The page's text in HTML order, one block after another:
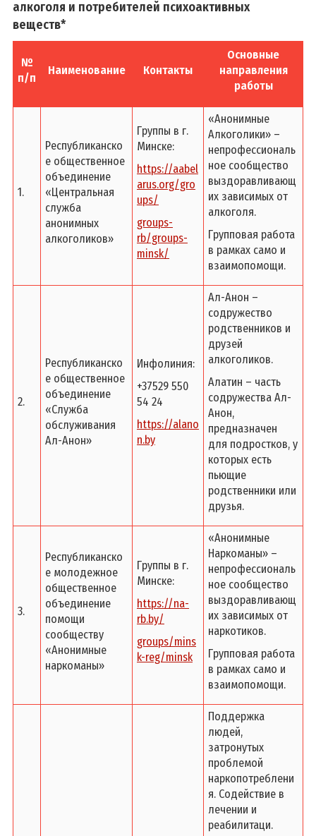
алкоголя и потребителей психоактивных
веществ*
№
п/п
Наименование Контакты
Основные
направления
работы
1.
Республиканско
е общественное
объединение
«Центральная
служба
анонимных
алкоголиков»
Группы в г.
Минске:
https://aabel
arus.org/gro
ups/
groups-
rb/groups-
minsk/
«Анонимные
Алкоголики» –
непрофессиональ
ное сообщество
выздоравливающ
их зависимых от
алкоголя.
Групповая работа
в рамках само и
взаимопомощи.
2.
Республиканско
е общественное
объединение
«Служба
обслуживания
Ал-Анон»
Инфолиния:
+37529 550
54 24
https://alano
n.by
Ал-Анон –
содружество
родственников и
друзей
алкоголиков.
Алатин – часть
содружества Ал-
Анон,
предназначен
для подростков, у
которых есть
пьющие
родственники или
друзья.
3.
Республиканско
е молодежное
общественное
объединение
помощи
сообществу
«Анонимные
наркоманы»
Группы в г.
Минске:
https://na-
rb.by/
groups/mins
k-reg/minsk
«Анонимные
Наркоманы» –
непрофессиональ
ное сообщество
выздоравливающ
их зависимых от
наркотиков.
Групповая работа
в рамках само и
взаимопомощи.
Поддержка
людей,
затронутых
проблемой
наркопотреблени
я. Содействие в
лечении и
реабилитаци.